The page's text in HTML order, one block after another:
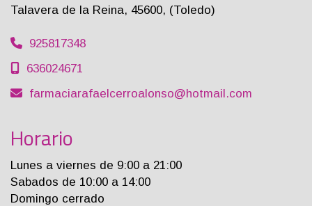
Talavera de la Reina, 45600, (Toledo)
925817348
636024671
farmaciarafaelcerroalonso
hotmail.com
Horario
Lunes a viernes de 9:00 a 21:00
Sabados de 10:00 a 14:00
Domingo cerrado